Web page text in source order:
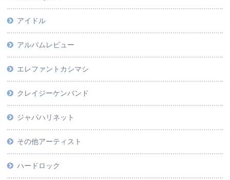
アイドル
アルバムレビュー
エレファントカシマシ
クレイジーケンバンド
ジャパハリネット
その他アーティスト
ハードロック